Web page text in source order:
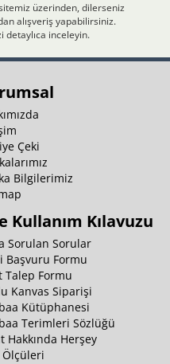
üzerinden, dilerseniz
alışveriş yapabilirsiniz.
detaylıca inceleyin.
Çeki
Bilgilerimiz
Kullanım Kılavuzu
Sorulan Sorular
Başvuru Formu
Talep Formu
Kanvas Siparişi
Kütüphanesi
Terimleri Sözlüğü
Hakkında Herşey